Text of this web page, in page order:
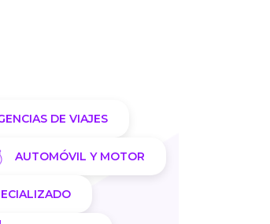
DE VIAJES
AUTOMÓVIL Y MOTOR